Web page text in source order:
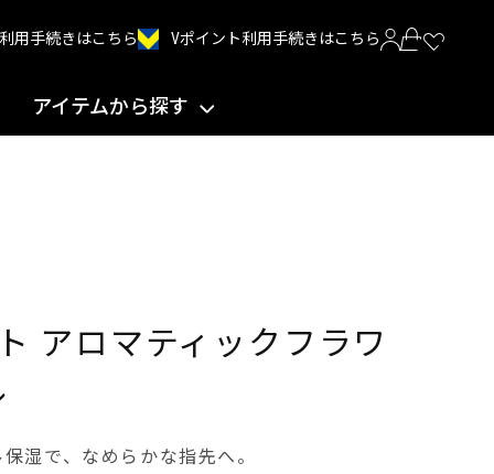
利用手続きはこちら Vポイント利用手続きはこちら
アイテムから探す
アロマティックフラワ
湿で、なめらかな指先へ。